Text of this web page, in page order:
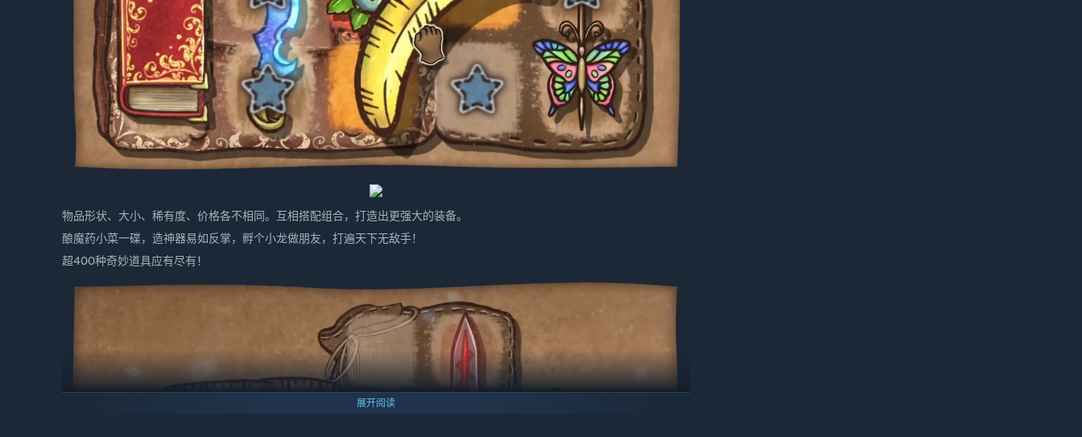
物品形状、大小、稀有度、价格各不相同。互相搭配组合，打造出更强大的装备。
酿魔药小菜一碟，造神器易如反掌，孵个小龙做朋友，打遍天下无敌手！
超400种奇妙道具应有尽有！
展开阅读